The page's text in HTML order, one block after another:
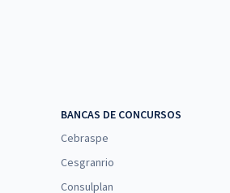
BANCAS DE CONCURSOS
Cebraspe
Cesgranrio
Consulplan